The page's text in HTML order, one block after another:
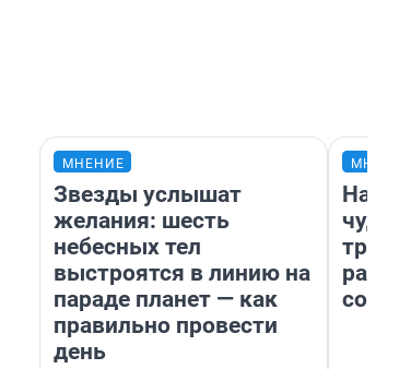
МНЕНИЕ
Звезды услышат
желания: шесть
небесных тел
выстроятся в линию на
параде планет — как
правильно провести
день